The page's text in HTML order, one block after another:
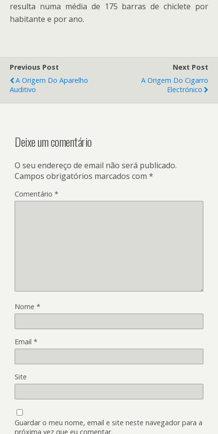
resulta numa média de 175 barras de chiclete por
habitante e por ano.
Previous Post
A Origem Do Aparelho
Auditivo
Next Post
A Origem Do Cigarro
Electrónico
Deixe um comentário
O seu endereço de email não será publicado.
Campos obrigatórios marcados com *
Comentário *
Nome *
Email *
Site
Guardar o meu nome, email e site neste navegador para a
próxima vez que eu comentar.